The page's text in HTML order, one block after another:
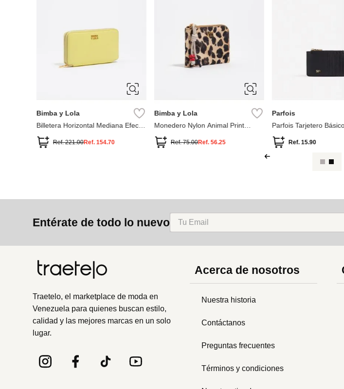
Bimba y Lola
Billetera Horizontal Mediana Efecto
Ref.221.00Ref. 154.70
Bimba y Lola
Monedero Nylon Animal Print
Ref.75.00Ref. 56.25
Parfois
Parfois Tarjetero
Ref. 15.90
Entérate de todo lo nuevo
Traetelo, el marketplace de moda en
Venezuela para quienes buscan estilo,
calidad y las mejores marcas en un solo
lugar.
Acerca de nosotros
Nuestra historia
Contáctanos
Preguntas frecuentes
Términos y condiciones